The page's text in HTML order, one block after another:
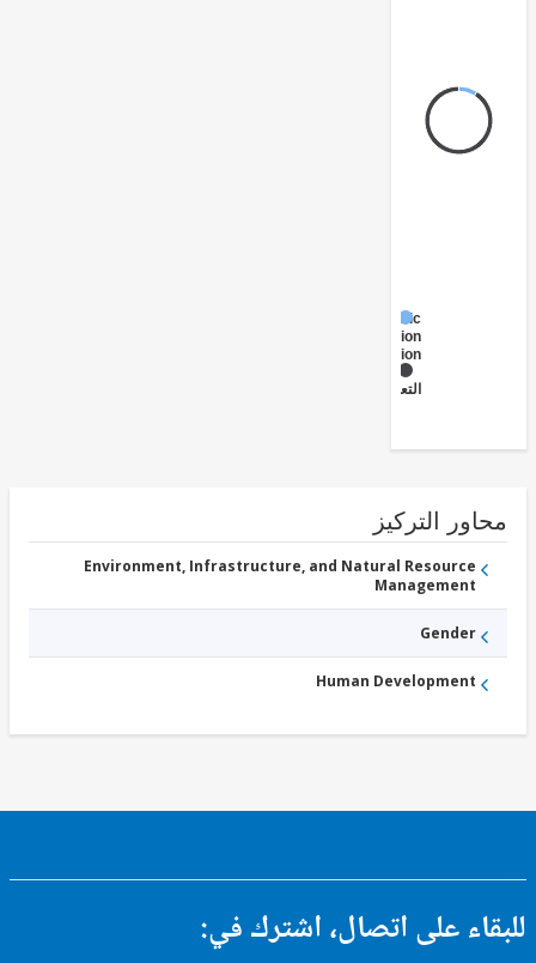
Administration
- Education
التركيز
Environment, Infrastructure, and Natural Resource
Management
Gender
Human Development
على اتصال، اشترك في: